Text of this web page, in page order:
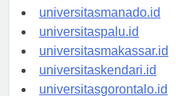
universitastanjungselor.id
universitasmanado.id
universitaspalu.id
universitasmakassar.id
universitaskendari.id